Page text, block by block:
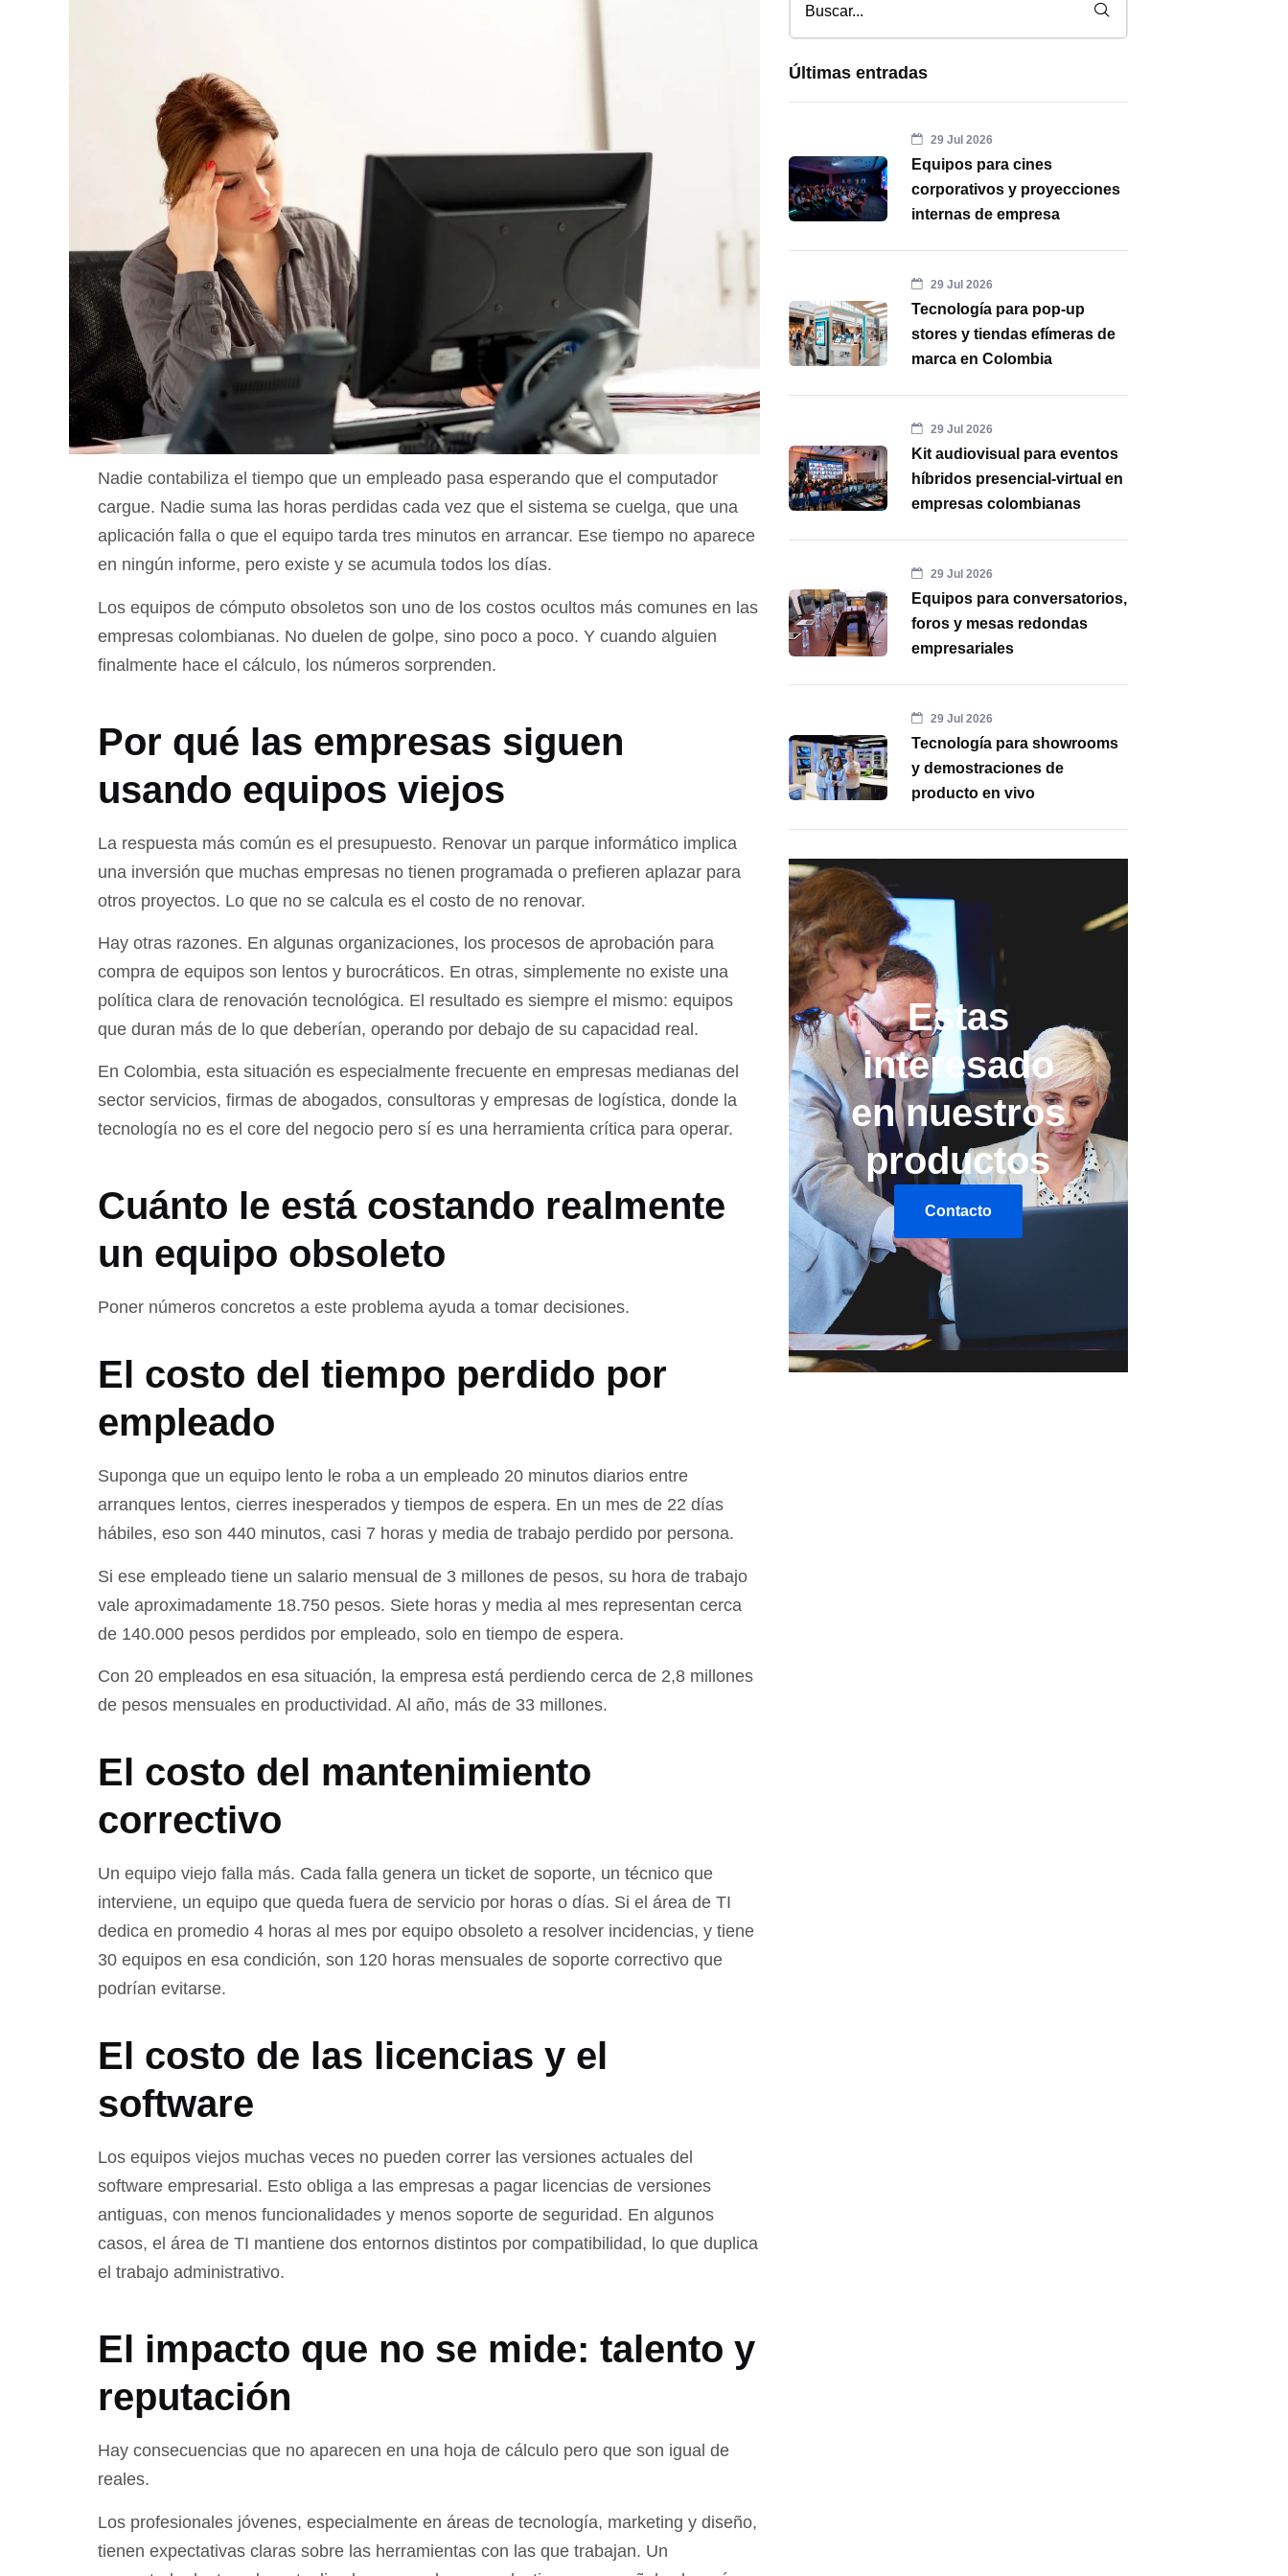
Nadie contabiliza el tiempo que un empleado pasa esperando que el computador
cargue. Nadie suma las horas perdidas cada vez que el sistema se cuelga, que una
aplicación falla o que el equipo tarda tres minutos en arrancar. Ese tiempo no aparece
en ningún informe, pero existe y se acumula todos los días.
Los equipos de cómputo obsoletos son uno de los costos ocultos más comunes en las
empresas colombianas. No duelen de golpe, sino poco a poco. Y cuando alguien
finalmente hace el cálculo, los números sorprenden.
Por qué las empresas siguen
usando equipos viejos
La respuesta más común es el presupuesto. Renovar un parque informático implica
una inversión que muchas empresas no tienen programada o prefieren aplazar para
otros proyectos. Lo que no se calcula es el costo de no renovar.
Hay otras razones. En algunas organizaciones, los procesos de aprobación para
compra de equipos son lentos y burocráticos. En otras, simplemente no existe una
política clara de renovación tecnológica. El resultado es siempre el mismo: equipos
que duran más de lo que deberían, operando por debajo de su capacidad real.
En Colombia, esta situación es especialmente frecuente en empresas medianas del
sector servicios, firmas de abogados, consultoras y empresas de logística, donde la
tecnología no es el core del negocio pero sí es una herramienta crítica para operar.
Cuánto le está costando realmente
un equipo obsoleto
Poner números concretos a este problema ayuda a tomar decisiones.
El costo del tiempo perdido por
empleado
Suponga que un equipo lento le roba a un empleado 20 minutos diarios entre
arranques lentos, cierres inesperados y tiempos de espera. En un mes de 22 días
hábiles, eso son 440 minutos, casi 7 horas y media de trabajo perdido por persona.
Si ese empleado tiene un salario mensual de 3 millones de pesos, su hora de trabajo
vale aproximadamente 18.750 pesos. Siete horas y media al mes representan cerca
de 140.000 pesos perdidos por empleado, solo en tiempo de espera.
Con 20 empleados en esa situación, la empresa está perdiendo cerca de 2,8 millones
de pesos mensuales en productividad. Al año, más de 33 millones.
El costo del mantenimiento
correctivo
Un equipo viejo falla más. Cada falla genera un ticket de soporte, un técnico que
interviene, un equipo que queda fuera de servicio por horas o días. Si el área de TI
dedica en promedio 4 horas al mes por equipo obsoleto a resolver incidencias, y tiene
30 equipos en esa condición, son 120 horas mensuales de soporte correctivo que
podrían evitarse.
El costo de las licencias y el
software
Los equipos viejos muchas veces no pueden correr las versiones actuales del
software empresarial. Esto obliga a las empresas a pagar licencias de versiones
antiguas, con menos funcionalidades y menos soporte de seguridad. En algunos
casos, el área de TI mantiene dos entornos distintos por compatibilidad, lo que duplica
el trabajo administrativo.
El impacto que no se mide: talento y
reputación
Hay consecuencias que no aparecen en una hoja de cálculo pero que son igual de
reales.
Los profesionales jóvenes, especialmente en áreas de tecnología, marketing y diseño,
tienen expectativas claras sobre las herramientas con las que trabajan. Un
Últimas entradas
29 Jul 2026
Equipos para cines
corporativos y proyecciones
internas de empresa
29 Jul 2026
Tecnología para pop-up
stores y tiendas efímeras de
marca en Colombia
29 Jul 2026
Kit audiovisual para eventos
híbridos presencial-virtual en
empresas colombianas
29 Jul 2026
Equipos para conversatorios,
foros y mesas redondas
empresariales
29 Jul 2026
Tecnología para showrooms
y demostraciones de
producto en vivo
Estas
interesado
en nuestros
productos
Contacto